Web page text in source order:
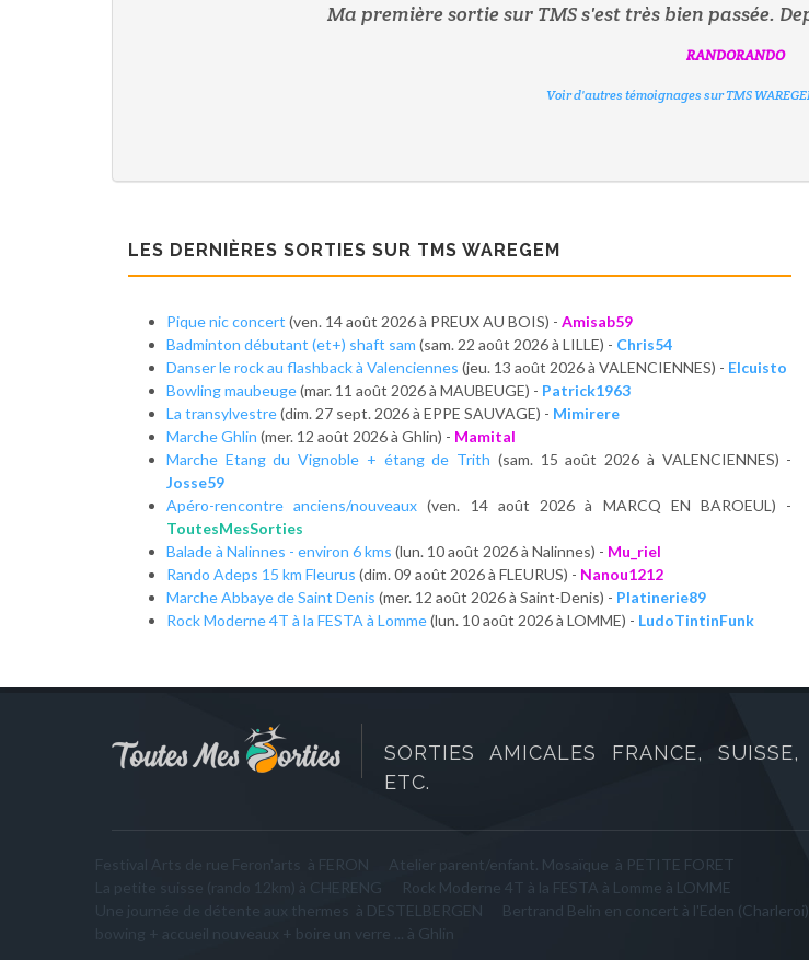
Ma première sortie sur TMS s'est très bien passée.
RANDORANDO
Voir d'autres témoignages sur TMS
SARZANY
Voir d'autres témoignages sur TMS
MELOANDCO
Voir d'autres témoignages sur TMS
GRAMMONDO
Voir d'autres témoignages sur TMS
LES DERNIÈRES SORTIES SUR TMS WAREGEM
Pique nic concert (ven. 14 août 2026 à PREUX AU BOIS) - Amisab59
Badminton débutant (et+) shaft sam (sam. 22 août 2026 à LILLE) - Chris54
Danser le rock au flashback à Valenciennes (jeu. 13 août 2026 à VALENCIENNES) - Elcuisto
Bowling maubeuge(mar. 11 août 2026 à MAUBEUGE) - Patrick1963
La transylvestre(dim. 27 sept. 2026 à EPPE SAUVAGE) - Mimirere
Marche Ghlin (mer. 12 août 2026 à Ghlin) - Mamital
Marche Etang du Vignoble + étang de Trith (sam. 15 août 2026 à VALENCIENNES) -
Josse59
Apéro-rencontre anciens/nouveaux (ven. 14 août 2026 à MARCQ EN BAROEUL) -
ToutesMesSorties
Balade à Nalinnes - environ 6 kms (lun. 10 août 2026 à Nalinnes) - Mu_riel
Rando Adeps 15 km Fleurus (dim. 09 août 2026 à FLEURUS) - Nanou1212
Marche Abbaye de Saint Denis (mer. 12 août 2026 à Saint-Denis) - Platinerie89
Rock Moderne 4T à la FESTA à Lomme(lun. 10 août 2026 à LOMME) - LudoTintinFunk
SORTIES AMICALES FRANCE, SUISSE,
ETC.
Festival Arts de rue Feron'arts à FERON
Atelier parent/enfant. Mosaïque à PETITE FORET
La petite suisse (rando 12km) à CHERENG
Rock Moderne 4T à la FESTA à Lomme à LOMME
Une journée de détente aux thermes à DESTELBERGEN
Bertrand Belin en concert à l'Eden (Charleroi)
bowing + accueil nouveaux + boire un verre ... à Ghlin